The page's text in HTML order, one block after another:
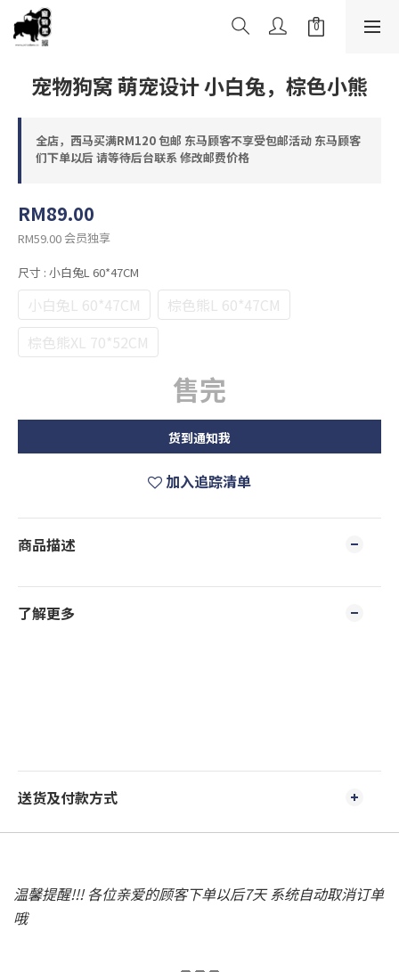
宠物狗窝 萌宠设计 小白兔，棕色小熊
全店，西马买满RM120 包邮 东马顾客不享受包邮活动 东马顾客
们下单以后 请等待后台联系 修改邮费价格
RM89.00
RM59.00 会员独享
尺寸 : 小白兔L 60*47CM
小白兔L 60*47CM
棕色熊L 60*47CM
棕色熊XL 70*52CM
售完
货到通知我
加入追踪清单
商品描述
了解更多
送货及付款方式
温馨提醒!!! 各位亲爱的顾客下单以后7天 系统自动取消订单
哦